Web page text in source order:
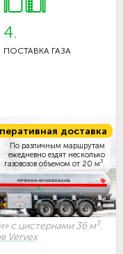
4.
ПОСТАВКА ГАЗА
доставка
По различным маршрутам
ежедневно ездят несколько
газовозов объемом от 20 м3
с цистернами 36 м3.
Vervex